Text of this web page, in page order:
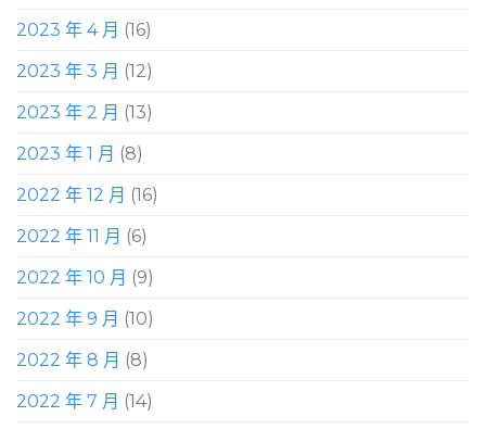
2023 年 4 月 (16)
2023 年 3 月 (12)
2023 年 2 月 (13)
2023 年 1 月 (8)
2022 年 12 月 (16)
2022 年 11 月 (6)
2022 年 10 月 (9)
2022 年 9 月 (10)
2022 年 8 月 (8)
2022 年 7 月 (14)